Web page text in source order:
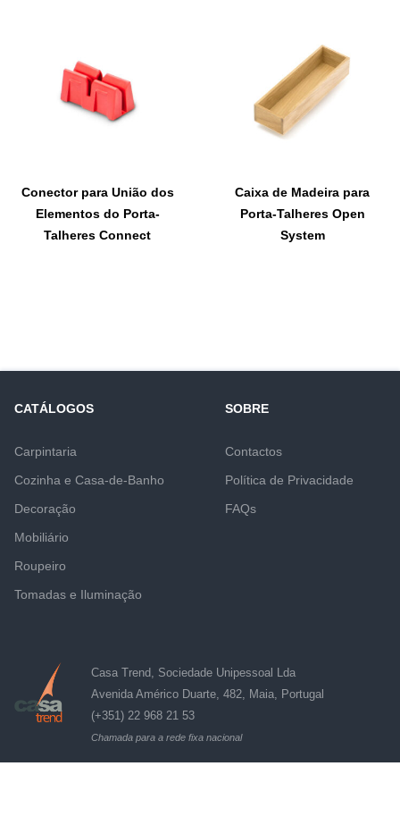
Conector para União dos
Elementos do Porta-
Talheres Connect
Caixa de Madeira para
Porta-Talheres Open
System
CATÁLOGOS
Carpintaria
Cozinha e Casa-de-Banho
Decoração
Mobiliário
Roupeiro
Tomadas e Iluminação
SOBRE
Contactos
Política de Privacidade
FAQs
Casa Trend, Sociedade Unipessoal Lda
Avenida Américo Duarte, 482, Maia, Portugal
(+351) 22 968 21 53
Chamada para a rede fixa nacional